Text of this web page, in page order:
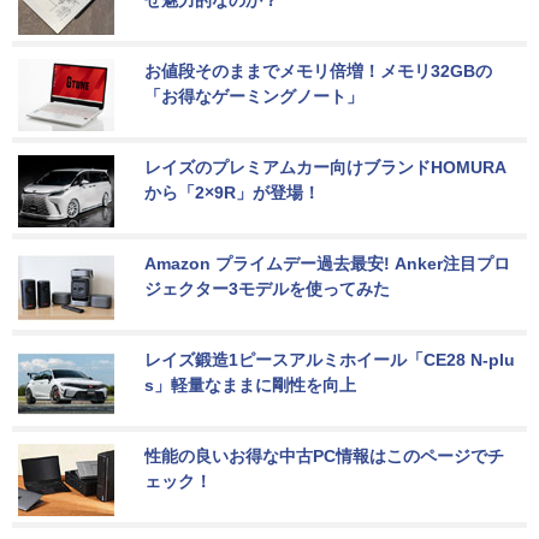
お値段そのままでメモリ倍増！メモリ32GBの
「お得なゲーミングノート」
レイズのプレミアムカー向けブランドHOMURA
から「2×9R」が登場！
Amazon プライムデー過去最安! Anker注目プロ
ジェクター3モデルを使ってみた
レイズ鍛造1ピースアルミホイール「CE28 N-plu
s」軽量なままに剛性を向上
性能の良いお得な中古PC情報はこのページでチ
ェック！